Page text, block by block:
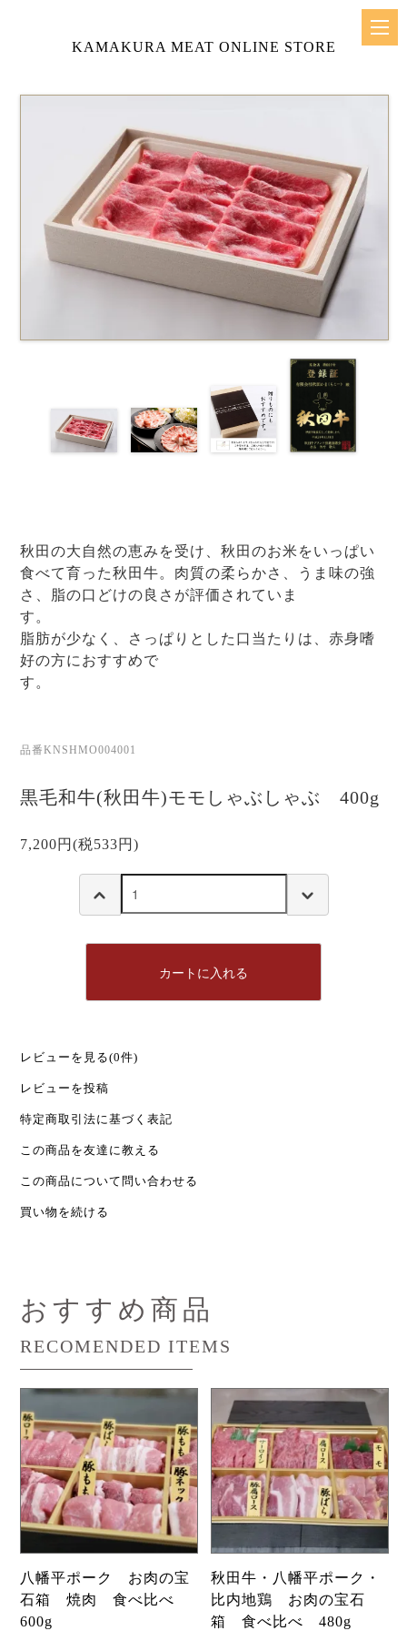
KAMAKURA MEAT ONLINE STORE
秋田の大自然の恵みを受け、秋田のお米をいっぱい
食べて育った秋田牛。肉質の柔らかさ、うま味の強
さ、脂の口どけの良さが評価されていま
脂肪が少なく、さっぱりとした口当たりは、赤身嗜
好の方におすすめで
す
品番KNSHMO004001
黒毛和牛(秋田牛)モモしゃぶしゃぶ 400g
7,200円(税533円)
カートに入れる
レビューを見る(0件)
レビューを投稿
特定商取引法に基づく表記
この商品を友達に教える
この商品について問い合わせる
買い物を続ける
おすすめ商品
RECOMENDED ITEMS
八幡平ポーク お肉の宝
石箱 焼肉 食べ比べ
600g
秋田牛・八幡平ポーク・
比内地鶏 お肉の宝石
箱 食べ比べ 480g